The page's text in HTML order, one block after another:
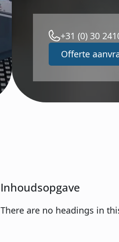
+31 (0) 30
Offerte
Inhoudsopgave
There are no headings in